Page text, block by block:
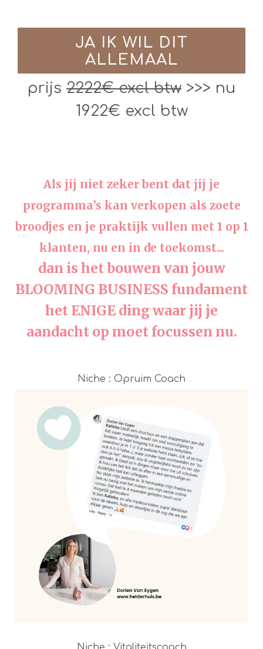
JA IK WIL DIT
ALLEMAAL
prijs 2222€ excl btw >>> nu
1922€ excl btw
Als jij niet zeker bent dat jij je
programma’s kan verkopen als zoete
broodjes en je praktijk vullen met 1 op 1
klanten, nu en in de toekomst...
dan is het bouwen van jouw
BLOOMING BUSINESS fundament
het ENIGE ding waar jij je
aandacht op moet focussen nu.
Niche : Opruim Coach